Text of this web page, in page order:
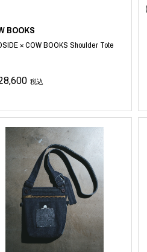
BOOKS
× COW BOOKS Shoulder Tote
税込